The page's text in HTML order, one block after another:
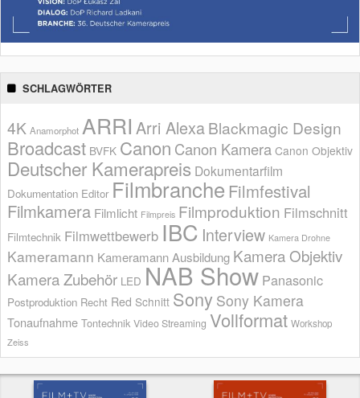
SCHLAGWÖRTER
4K Anamorphot ARRI Arri AlexaBlackmagic Design
Broadcast BVFK Canon Canon Kamera Canon Objektiv
Deutscher Kamerapreis Dokumentarfilm
Dokumentation Editor Filmbranche Filmfestival
Filmkamera Filmlicht Filmpreis Filmproduktion Filmschnitt
Filmtechnik Filmwettbewerb IBC Interview Kamera Drohne
Kameramann Kameramann Ausbildung Kamera Objektiv
Kamera Zubehör LED NAB Show Panasonic
Postproduktion Recht Red Schnitt Sony Sony Kamera
Tonaufnahme Tontechnik Video Streaming Vollformat Workshop
Zeiss